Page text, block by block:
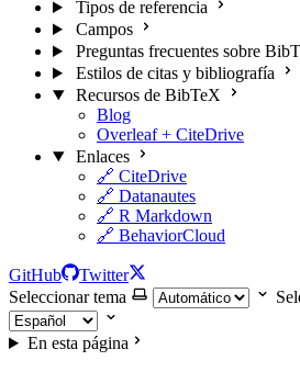
Tipos de referencia
Campos
Preguntas frecuentes sobre
Estilos de citas y bibliografía
Recursos de BibTeX
Blog
Overleaf + CiteDrive
Enlaces
🔗 CiteDrive
🔗 Datanautes
🔗 R Markdown
🔗 BehaviorCloud
GitHub
Twitter
Seleccionar tema
En esta página